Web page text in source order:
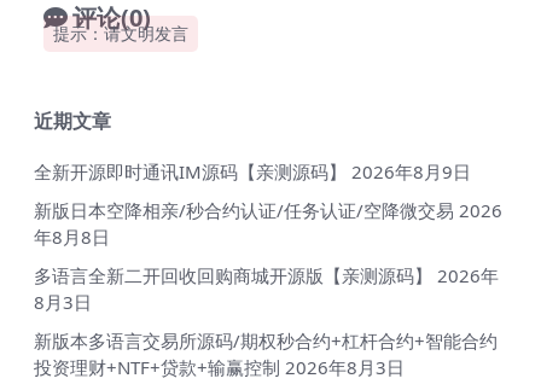
评论(0)
提示：请文明发言
近期文章
全新开源即时通讯IM源码【亲测源码】
2026年8月9日
新版日本空降相亲/秒合约认证/任务认证/空降微交易 2026
年8月8日
多语言全新二开回收回购商城开源版【亲测源码】
2026年
8月3日
新版本多语言交易所源码/期权秒合约+杠杆合约+智能合约
投资理财+NTF+贷款+输赢控制 2026年8月3日